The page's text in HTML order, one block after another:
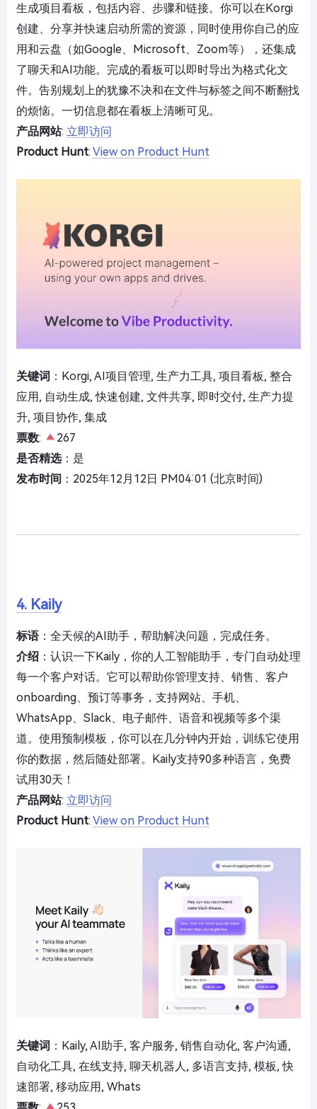
生成项目看板，包括内容、步骤和链接。你可以在Korgi
创建、分享并快速启动所需的资源，同时使用你自己的应
用和云盘（如Google、Microsoft、Zoom等），还集成
了聊天和AI功能。完成的看板可以即时导出为格式化文
件。告别规划上的犹豫不决和在文件与标签之间不断翻找
的烦恼。一切信息都在看板上清晰可见。
产品网站: 立即访问
Product Hunt: View on Product Hunt
关键词 ：Korgi, AI项目管理, 生产力工具, 项目看板, 整合
应用, 自动生成, 快速创建, 文件共享, 即时交付, 生产力提
升, 项目协作, 集成
票数:
267
是否精选：是
发布时间 ：2025年12月12日 PM04:01 (北京时间)
4. Kaily
标语：全天候的AI助手，帮助解决问题，完成任务。
介绍 ：认识一下Kaily，你的人工智能助手，专门自动处理
每一个客户对话。它可以帮助你管理支持、销售、客户
onboarding、预订等事务，支持网站、手机、
WhatsApp、Slack、电子邮件、语音和视频等多个渠
道。使用预制模板，你可以在几分钟内开始，训练它使用
你的数据，然后随处部署。Kaily支持90多种语言，免费
试用30天！
产品网站: 立即访问
Product Hunt: View on Product Hunt
关键词 ：Kaily, AI助手, 客户服务, 销售自动化, 客户沟通,
自动化工具, 在线支持, 聊天机器人, 多语言支持, 模板, 快
速部署, 移动应用, Whats